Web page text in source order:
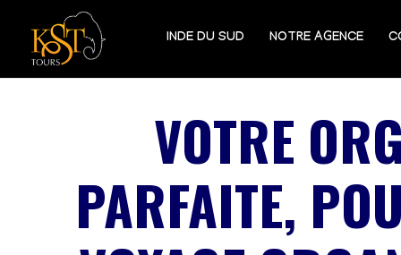
INDE DU SUD NOTRE AGENCE
VOTRE
PARFAITE,